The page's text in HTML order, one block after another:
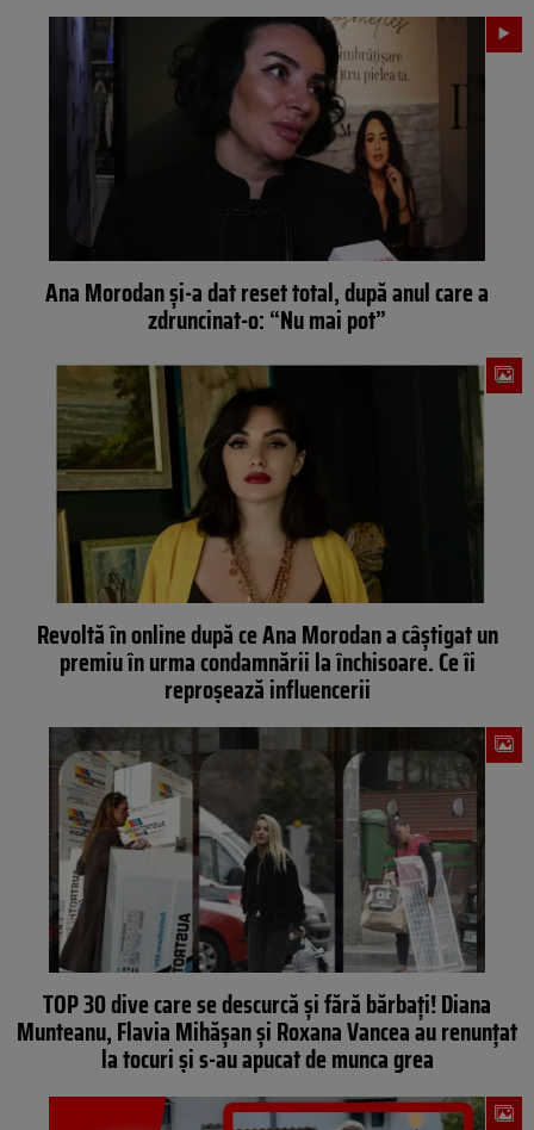
Ana Morodan și-a dat reset total, după anul care a
zdruncinat-o: “Nu mai pot”
Revoltă în online după ce Ana Morodan a câștigat un
premiu în urma condamnării la închisoare. Ce îi
reproșează influencerii
TOP 30 dive care se descurcă și fără bărbați! Diana
Munteanu, Flavia Mihășan și Roxana Vancea au renunțat
la tocuri și s-au apucat de munca grea